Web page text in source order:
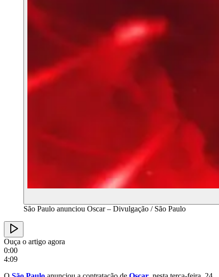
São Paulo anunciou Oscar – Divulgação / São Paulo
Ouça o artigo agora
0:00
4:09